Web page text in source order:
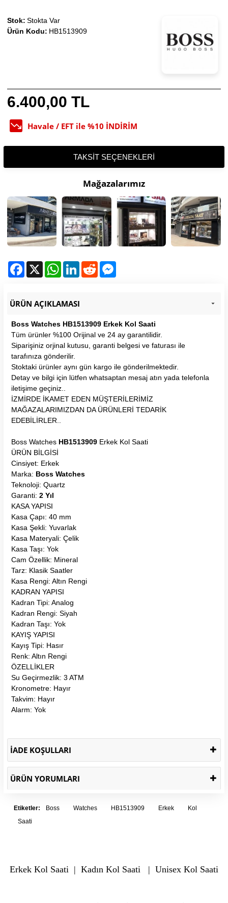
6.400,00 TL
Havale / EFT ile %10 İNDİRİM
Stok: Stokta Var
Ürün Kodu: HB1513909
TAKSIT SEÇENEKLERI
Mağazalarımız
Facebook
X WhatsAppLinkedInReddit
ÜRÜN AÇIKLAMASI
Boss Watches HB1513909 Erkek Kol Saati
Tüm ürünler %100 Orijinal ve 24 ay garantilidir.
Siparişiniz orjinal kutusu, garanti belgesi ve faturası ile
tarafınıza gönderilir.
Stoktaki ürünler aynı gün kargo ile gönderilmektedir.
Detay ve bilgi için lütfen whatsaptan mesaj atın yada telefonla
iletişime geçiniz..
İZMİRDE İKAMET EDEN MÜŞTERİLERİMİZ
MAĞAZALARIMIZDAN DA ÜRÜNLERİ TEDARİK
EDEBİLİRLER..
Boss Watches HB1513909 Erkek Kol Saati
ÜRÜN BİLGİSİ
Cinsiyet: Erkek
Marka: Boss Watches
Teknoloji: Quartz
Garanti: 2 Yıl
KASA YAPISI
Kasa Çapı: 40 mm
Kasa Şekli: Yuvarlak
Kasa Materyali: Çelik
Kasa Taşı: Yok
Cam Özellik: Mineral
Tarz: Klasik Saatler
Kasa Rengi: Altın Rengi
KADRAN YAPISI
Kadran Tipi: Analog
Kadran Rengi: Siyah
Kadran Taşı: Yok
KAYIŞ YAPISI
Kayış Tipi: Hasır
Renk: Altın Rengi
ÖZELLİKLER
Su Geçirmezlik: 3 ATM
Kronometre: Hayır
Takvim: Hayır
Alarm: Yok
İADE KOŞULLARI
ÜRÜN YORUMLARI
Etiketler: Boss Watches HB1513909 Erkek
Kol
Saati
Erkek Kol Saati | Kadın Kol Saati | Unisex Kol Saati